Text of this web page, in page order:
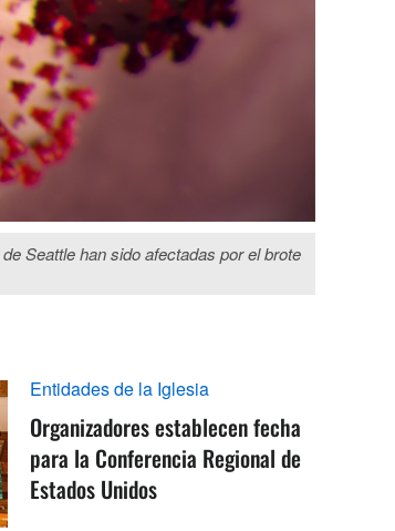
Seattle han sido afectadas por el brote
Entidades de la Iglesia
Organizadores establecen fecha
para la Conferencia Regional de
Estados Unidos